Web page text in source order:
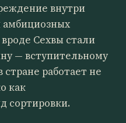
внутри
Сехвы стали
— вступительному
стране работает не
как
сортировки.